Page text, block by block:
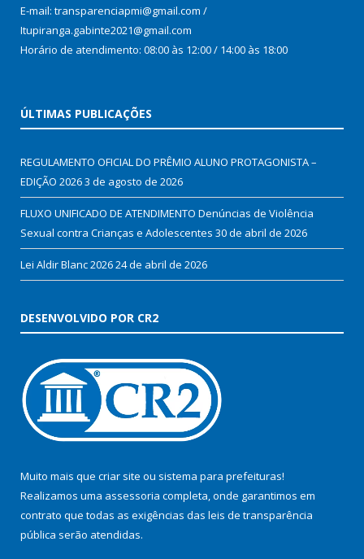
E-mail: transparenciapmi@gmail.com /
Itupiranga.gabinte2021@gmail.com
Horário de atendimento: 08:00 às 12:00 / 14:00 às 18:00
ÚLTIMAS PUBLICAÇÕES
REGULAMENTO OFICIAL DO PRÊMIO ALUNO PROTAGONISTA –
EDIÇÃO 20263 de agosto de 2026
FLUXO UNIFICADO DE ATENDIMENTO Denúncias de Violência
Sexual contra Crianças e Adolescentes 30 de abril de 2026
Lei Aldir Blanc 202624 de abril de 2026
DESENVOLVIDO POR CR2
Muito mais que criar site ou sistema para prefeituras!
Realizamos uma assessoria completa, onde garantimos em
contrato que todas as exigências das leis de transparência
pública serão atendidas.